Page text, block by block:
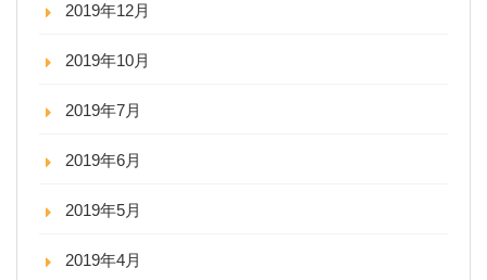
2019年12月
2019年10月
2019年7月
2019年6月
2019年5月
2019年4月